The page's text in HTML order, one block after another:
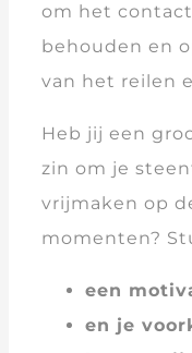
om het
behouden en
van het reilen
Heb jij een
zin om je
vrijmaken op
momenten?
een
en je